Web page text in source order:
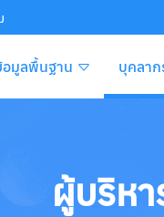
อมูลพื้นฐาน บุคลาก
ผู้บริหา